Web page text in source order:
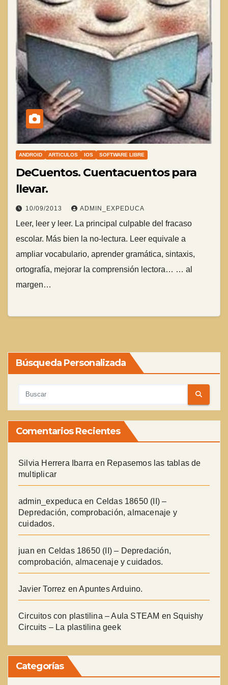
ANDROID ARTICULOS IOS SOFTWARE LIBRE
DeCuentos. Cuentacuentos para
llevar.
10/09/2013 ADMIN_EXPEDUCA
Leer, leer y leer. La principal culpable del fracaso
escolar. Más bien la no-lectura. Leer equivale a
ampliar vocabulario, aprender gramática, sintaxis,
ortografía, mejorar la comprensión lectora… … al
margen…
Búsqueda Personalizada
Comentarios Recientes
Silvia Herrera Ibarra en Repasemos las tablas de
multiplicar
admin_expeduca en Celdas 18650 (II) –
Depredación, comprobación, almacenaje y
cuidados.
juan en Celdas 18650 (II) – Depredación,
comprobación, almacenaje y cuidados.
Javier Torrez enApuntes Arduino.
Circuitos con plastilina – Aula STEAM en Squishy
Circuits – La plastilina geek
Categorías